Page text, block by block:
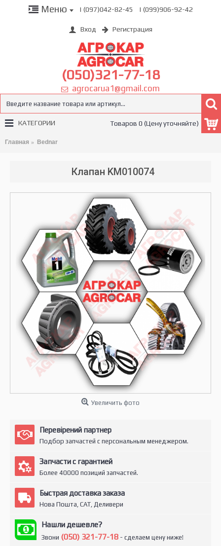
Меню | (097)042-82-45 | (099)906-92-42
Вход Регистрация
(050)321-77-18
agrocarua1@gmail.com
Товаров 0 (Цену уточняйте)
КАТЕГОРИИ
Главная Bednar
Клапан KM010074
Увеличить фото
Перевірений партнер
Подбор запчастей с персональным менеджером.
Запчасти с гарантией
Более 40000 позиций запчастей.
Быстрая доставка заказа
Нова Пошта, САТ, Деливери
Нашли дешевле?
Звони (050) 321-77-18 - сделаем цену ниже!